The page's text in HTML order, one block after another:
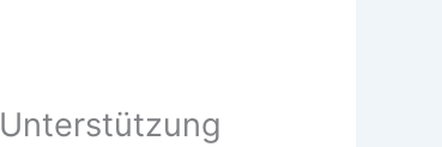
Unterstützung